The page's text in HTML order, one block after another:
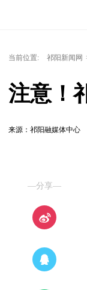
当前位置: 祁阳新闻网
注意！
来源：祁阳融媒体中心
—分享—